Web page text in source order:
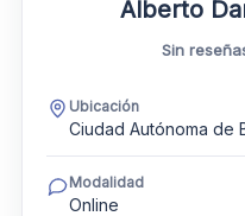
Alberto
Sin
Ubicación
Ciudad Autónoma de
Modalidad
Online